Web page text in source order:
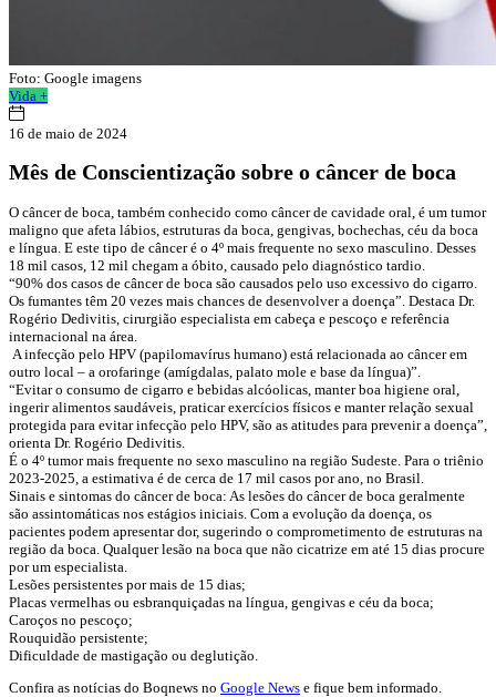
Foto: Google imagens
Vida +
16 de maio de 2024
Mês de Conscientização sobre o câncer de boca
O câncer de boca, também conhecido como câncer de cavidade oral, é um tumor
maligno que afeta lábios, estruturas da boca, gengivas, bochechas, céu da boca
e língua. E este tipo de câncer é o 4º mais frequente no sexo masculino. Desses
18 mil casos, 12 mil chegam a óbito, causado pelo diagnóstico tardio.
“90% dos casos de câncer de boca são causados pelo uso excessivo do cigarro.
Os fumantes têm 20 vezes mais chances de desenvolver a doença”. Destaca Dr.
Rogério Dedivitis, cirurgião especialista em cabeça e pescoço e referência
internacional na área.
A infecção pelo HPV (papilomavírus humano) está relacionada ao câncer em
outro local – a orofaringe (amígdalas, palato mole e base da língua)”.
“Evitar o consumo de cigarro e bebidas alcóolicas, manter boa higiene oral,
ingerir alimentos saudáveis, praticar exercícios físicos e manter relação sexual
protegida para evitar infecção pelo HPV, são as atitudes para prevenir a doença”,
orienta Dr. Rogério Dedivitis.
É o 4º tumor mais frequente no sexo masculino na região Sudeste. Para o triênio
2023-2025, a estimativa é de cerca de 17 mil casos por ano, no Brasil.
Sinais e sintomas do câncer de boca: As lesões do câncer de boca geralmente
são assintomáticas nos estágios iniciais. Com a evolução da doença, os
pacientes podem apresentar dor, sugerindo o comprometimento de estruturas na
região da boca. Qualquer lesão na boca que não cicatrize em até 15 dias procure
por um especialista.
Lesões persistentes por mais de 15 dias;
Placas vermelhas ou esbranquiçadas na língua, gengivas e céu da boca;
Caroços no pescoço;
Rouquidão persistente;
Dificuldade de mastigação ou deglutição.
Confira as notícias do Boqnews no Google News e fique bem informado.